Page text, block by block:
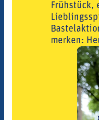
Frühstück,
merken: